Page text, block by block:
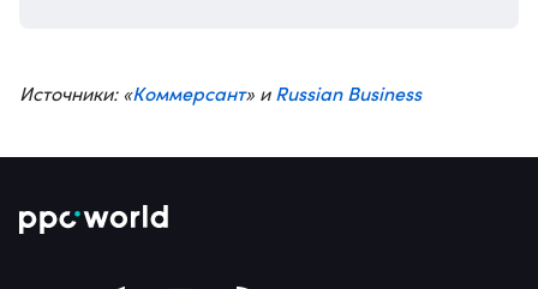
Источники: «Коммерсант» иRussian Business